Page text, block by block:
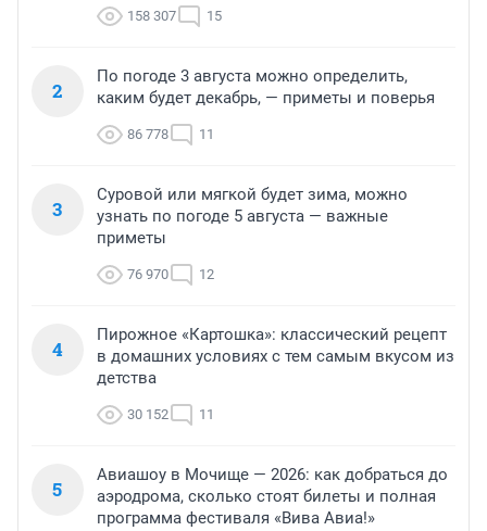
158 307 15
2
По погоде 3 августа можно определить,
каким будет декабрь, — приметы и поверья
86 778 11
3
Суровой или мягкой будет зима, можно
узнать по погоде 5 августа — важные
приметы
76 970 12
4
Пирожное «Картошка»: классический рецепт
в домашних условиях с тем самым вкусом из
детства
30 152 11
5
Авиашоу в Мочище — 2026: как добраться до
аэродрома, сколько стоят билеты и полная
программа фестиваля «Вива Авиа!»